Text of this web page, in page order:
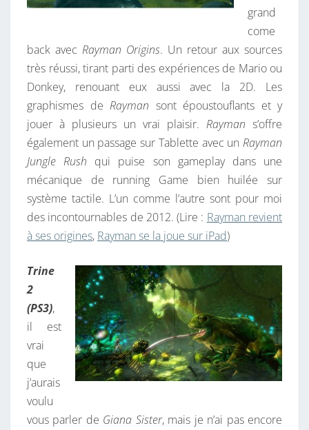
grand
come
back avec Rayman Origins. Un retour aux sources
très réussi, tirant parti des expériences de Mario ou
Donkey, renouant eux aussi avec la 2D. Les
graphismes de Rayman sont époustouflants et y
jouer à plusieurs un vrai plaisir. Rayman s’offre
également un passage sur Tablette avec un Rayman
Jungle Rush qui puise son gameplay dans une
mécanique de running Game bien huilée sur
système tactile. L’un comme l’autre sont pour moi
des incontournables de 2012. (Lire : Rayman revient
à ses origines, Rayman se la joue sur iPad)
Trine
2
(PS3),
il est
vrai
que
j’aurais
voulu
vous parler de Giana Sister, mais je n’ai pas encore